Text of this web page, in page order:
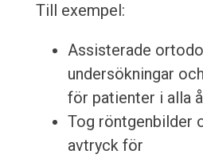
Till exempel:
Assisterade
undersökningar
för patienter i alla
Tog röntgenbilder
avtryck för